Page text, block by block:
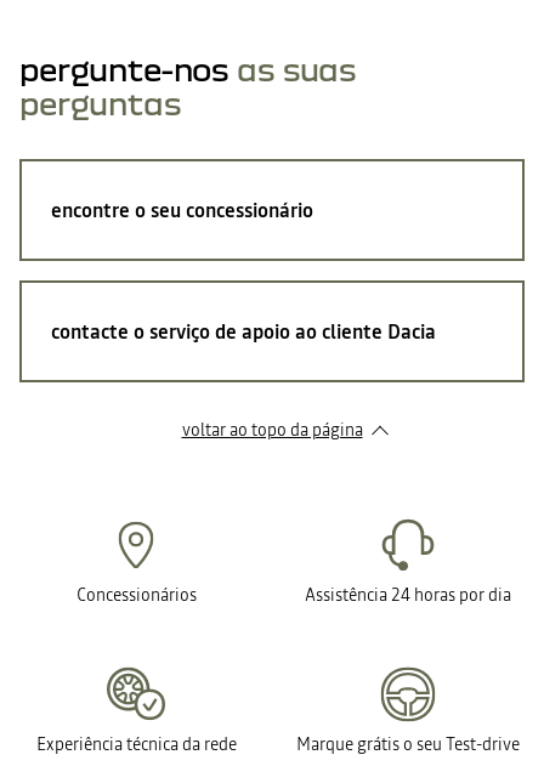
pergunte-nos as suas
perguntas
encontre o seu concessionário
contacte o serviço de apoio ao cliente Dacia
voltar ao topo da página
Concessionários Assistência 24 horas por dia
Experiência técnica da rede Marque grátis o seu Test-drive